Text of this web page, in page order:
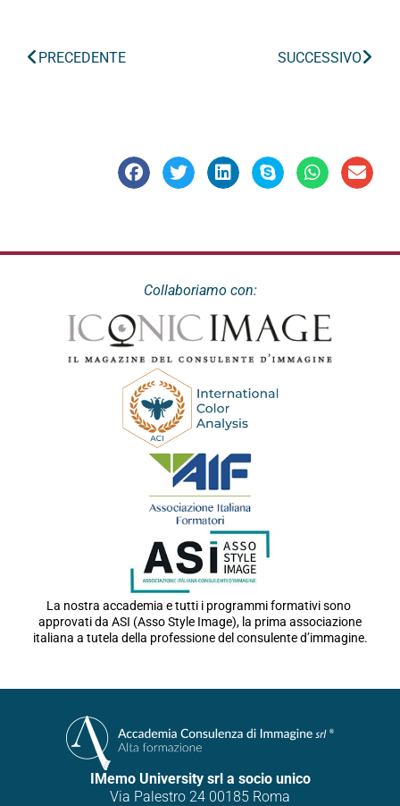
PRECEDENTE SUCCESSIVO
Collaboriamo con:
La nostra accademia e tutti i programmi formativi sono
approvati da ASI (Asso Style Image), la prima associazione
italiana a tutela della professione del consulente d’immagine.
IMemo University srl a socio unico
Via Palestro 24 00185 Roma